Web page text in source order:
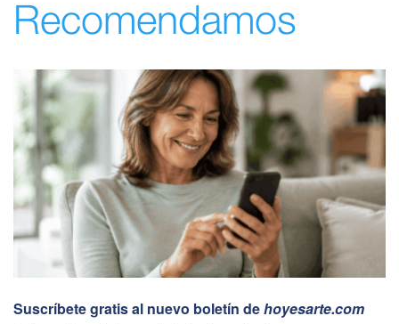
Recomendamos
Suscríbete gratis al nuevo boletín dehoyesarte.com